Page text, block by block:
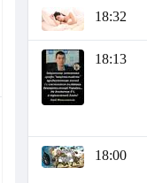
18:32
18:13
18:00